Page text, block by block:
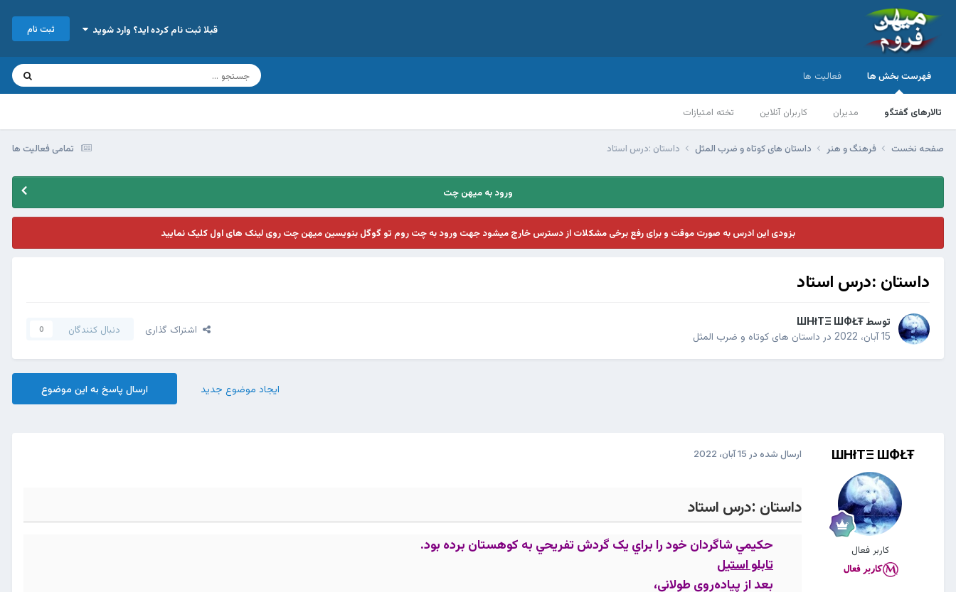
قبلا ثبت نام کرده اید؟ وارد شوید ثبت نام
فهرست بخش ها
تالارهای گفتگو مدیران کاربران آنلاین تخته امتیازات
فعالیت ها
تمامی فعالیت ها صفحه نخست فرهنگ و هنر داستان های کوتاه و ضرب المثل داستان :درس استاد
ورود به میهن چت
بزودی این ادرس به صورت موقت و برای رفع برخی مشکلات از دسترس خارج میشود جهت ورود به چت روم تو گوگل بنویسین میهن چت روی لینک های اول کلیک نمایید
داستان :درس استاد
توسط ШHłTΞ ШФŁŦ
15 آبان، 2022
در داستان های کوتاه و ضرب المثل
اشتراک گذاری دنبال کنندگان 0
ارسال پاسخ به این موضوع ایجاد موضوع جدید
ШHłTΞ ШФŁŦ
کاربر فعال
ارسال شده در 15 آبان، 2022
داستان :درس استاد
حکيمي شاگردان خود را براي يک گردش تفريحي به کوهستان برده بود.
تابلو استيل
بعد از پياده‌روي طولاني،